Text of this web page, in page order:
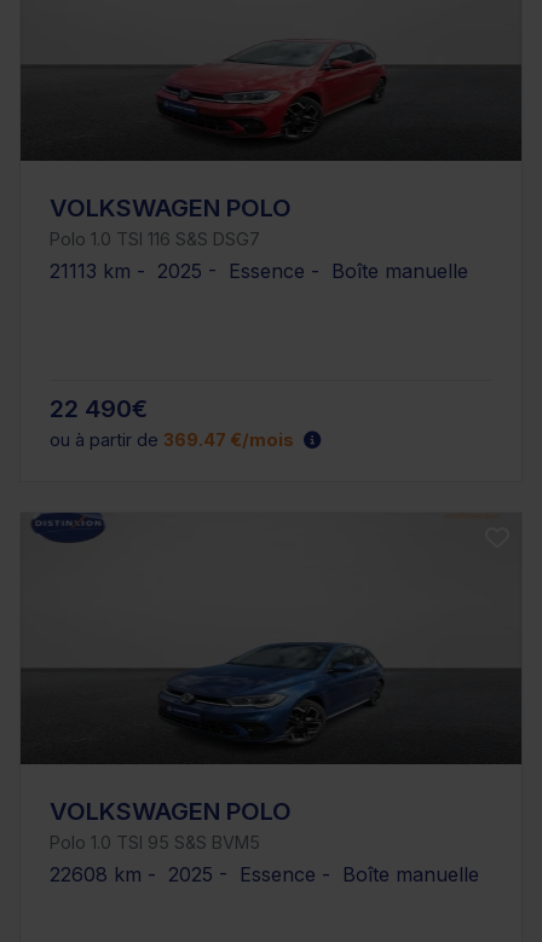
VOLKSWAGEN POLO
Polo 1.0 TSI 116 S&S DSG7
21113 km - 2025 - Essence - Boîte manuelle
22 490€
ou à partir de 369.47 €/mois
VOLKSWAGEN POLO
Polo 1.0 TSI 95 S&S BVM5
22608 km - 2025 - Essence - Boîte manuelle